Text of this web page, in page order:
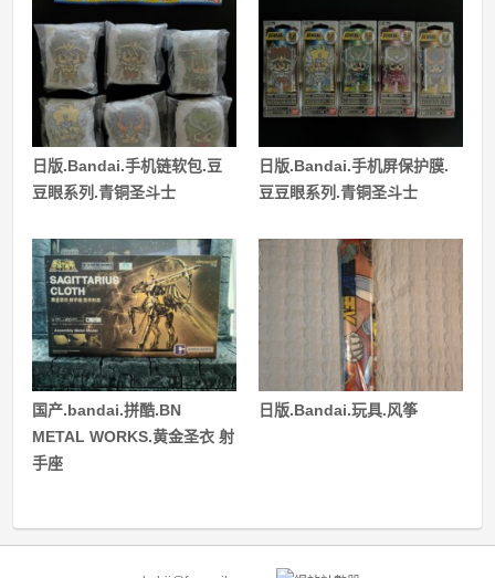
日版.Bandai.手机链软包.豆
豆眼系列.青铜圣斗士
日版.Bandai.手机屏保护膜.
豆豆眼系列.青铜圣斗士
国产.bandai.拼酷.BN
METAL WORKS.黄金圣衣 射
手座
日版.Bandai.玩具.风筝